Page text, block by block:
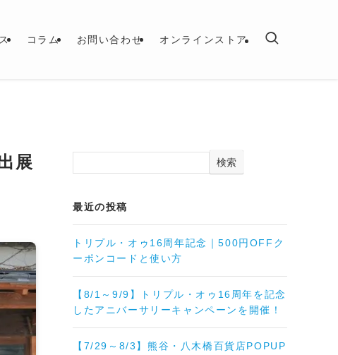
コラム お問い合わせ オンラインストア
展
検索
最近の投稿
トリプル・オゥ16周年記念｜500円OFFク
ーポンコードと使い方
【8/1～9/9】トリプル・オゥ16周年を記念
したアニバーサリーキャンペーンを開催！
【7/29～8/3】熊谷・八木橋百貨店POPUP